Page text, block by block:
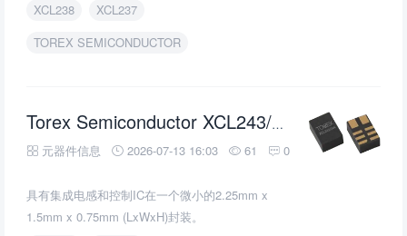
XCL238
XCL237
TOREX SEMICONDUCTOR
Torex Semiconductor XCL243/XCL244降压微型
元器件信息
2026-07-13 16:03 61 0
具有集成电感和控制IC在一个微小的2.25mm x
1.5mm x 0.75mm (LxWxH)封装。